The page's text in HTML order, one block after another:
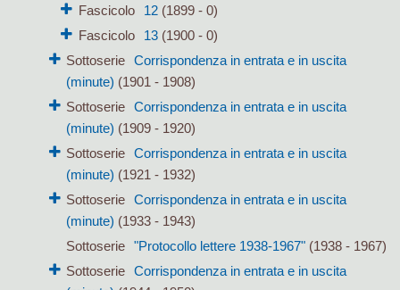
Fascicolo
12(1899 - 0)
Fascicolo
13(1900 - 0)
Sottoserie
Corrispondenza in entrata e in uscita
(minute) (1901 - 1908)
Sottoserie
Corrispondenza in entrata e in uscita
(minute) (1909 - 1920)
Sottoserie
Corrispondenza in entrata e in uscita
(minute) (1921 - 1932)
Sottoserie
Corrispondenza in entrata e in uscita
(minute) (1933 - 1943)
Sottoserie
"Protocollo lettere 1938-1967" (1938 - 1967)
Sottoserie
Corrispondenza in entrata e in uscita